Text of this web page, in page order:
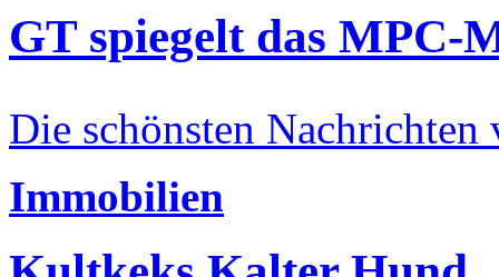
GT spiegelt das MPC-
Die schönsten Nachrichten
Immobilien